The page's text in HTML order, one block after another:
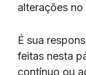
alterações no
É sua
feitas nesta
contínuo ou